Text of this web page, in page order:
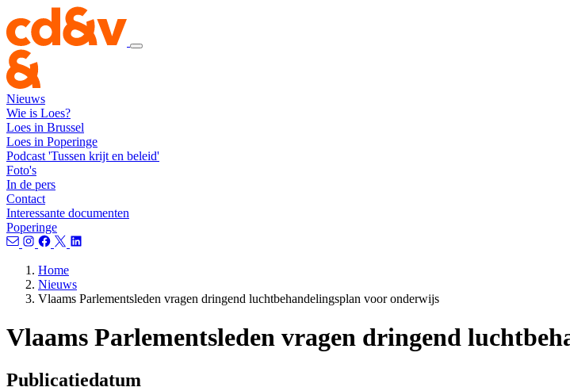
Nieuws
Wie is Loes?
Loes in Brussel
Loes in Poperinge
Podcast 'Tussen krijt en beleid'
Foto's
In de pers
Contact
Interessante documenten
Poperinge
Home
Nieuws
Vlaams Parlementsleden vragen dringend luchtbehandelingsplan voor onderwijs
Vlaams Parlementsleden vragen dringend
Publicatiedatum